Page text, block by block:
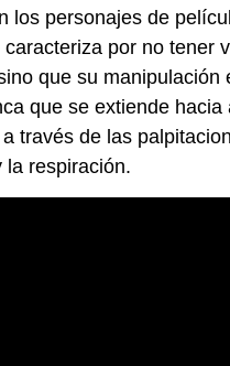
los personajes de
por no tener
que su manipulación
que se extiende hacia
través de las
la respiración.